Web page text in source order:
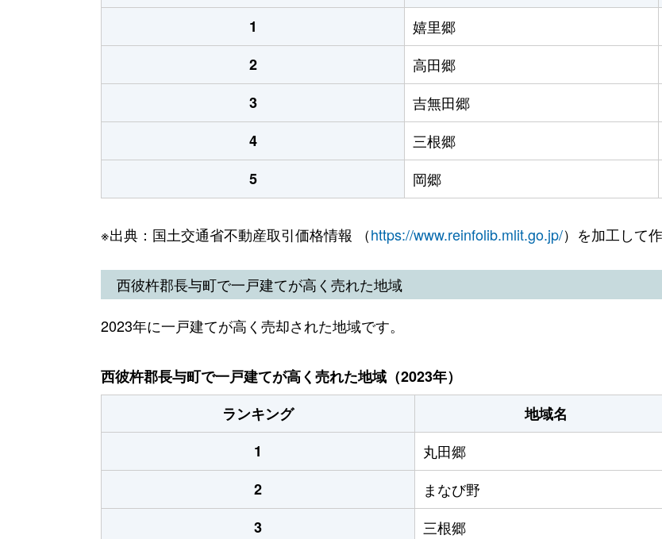
1
嬉里郷
2
高田郷
3
吉無田郷
4
三根郷
5
岡郷
※出典：国土交通省不動産取引価格情報 （https://www.reinfolib.mlit.go.jp/）を加工して
西彼杵郡長与町で一戸建てが高く売れた地域
2023年に一戸建てが高く売却された地域です。
西彼杵郡長与町で一戸建てが高く売れた地域（2023年）
ランキング
地域名
1
丸田郷
2
まなび野
3
三根郷